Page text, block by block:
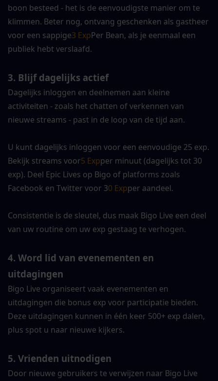
boon besteed - het is de eenvoudigste manier om te
klimmen. Beter nog, ontvang geschenken als gastheer
voor een sappige3 ExpPer Bean, als je eenmaal een
publiek hebt verslaafd.
3. Blijf dagelijks actief
Dagelijks inloggen en deelnemen aan kleine
activiteiten - zoals het chatten of verkennen van
nieuwe streams - past in de loop van de tijd aan.
U kunt dagelijks inloggen voor een eenvoudige 25 exp.
Bekijk streams voor5 Expper minuut (dagelijks tot 30
exp). Deel Epic Lives op Bigo of platforms zoals
Facebook en Twitter voor 30 Expper aandeel.
Consistentie is de sleutel, dus maak Bigo Live een deel
van uw routine om uw exp gestaag te verhogen.
4. Word lid van evenementen en
uitdagingen
Bigo Live organiseert vaak evenementen en
uitdagingen die bonus exp voor participatie bieden.
Deze uitdagingen kunnen in één keer 500+ exp dalen,
plus spot u naar nieuwe kijkers.
5. Vrienden uitnodigen
Door nieuwe gebruikers te verwijzen naar Bigo Live